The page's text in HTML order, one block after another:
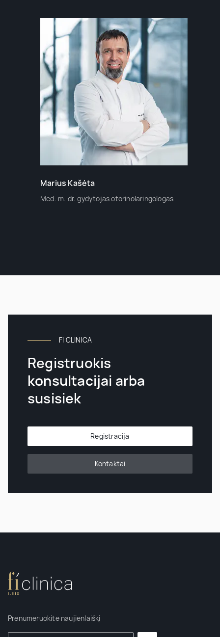
Marius Kašėta
Med. m. dr. gydytojas otorinolaringologas
FI CLINICA
Registruokis
konsultacijai arba
susisiek
Registracija
Kontaktai
Prenumeruokite naujienlaiškį